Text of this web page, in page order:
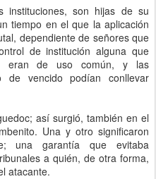
instituciones, son hijas de su
tiempo en el que la aplicación
dependiente de señores que
de institución alguna que
eran de uso común, y las
de vencido podían conllevar
así surgió, también en el
Una y otro significaron
una garantía que evitaba
a quién, de otra forma,
atacante.